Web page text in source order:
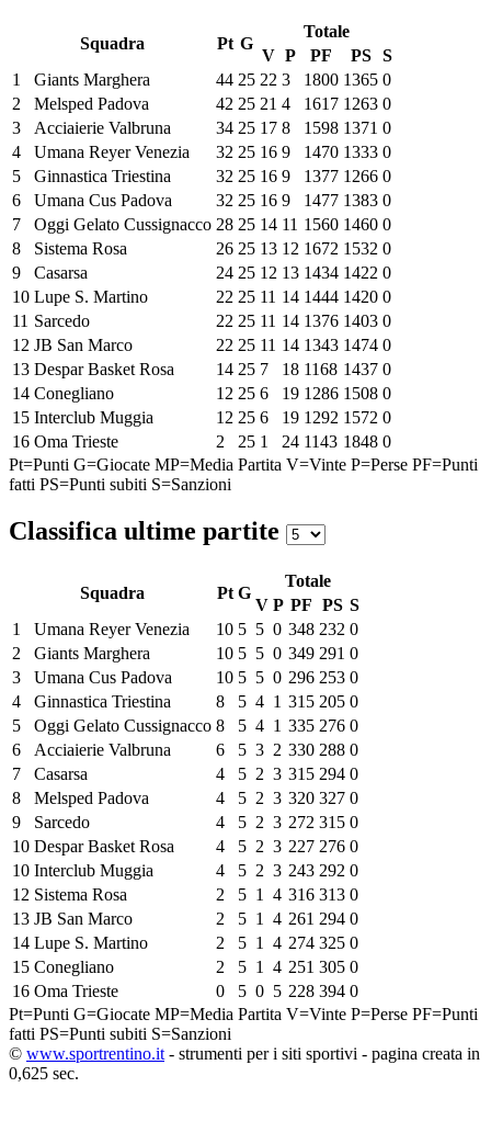
Squadra Pt G
Totale
V P PF PS
S
1
Giants Marghera 44 25 22 3 1800 1365 0
2
Melsped Padova 42 25 21 4 1617 1263 0
3
Acciaierie Valbruna 34 25 17 8 1598 1371 0
4
Umana Reyer Venezia 32 25 16 9 1470 1333 0
5
Ginnastica Triestina 32 25 16 9 1377 1266 0
6
Umana Cus Padova 32 25 16 9 1477 1383 0
7
Oggi Gelato Cussignacco 28 25 14 11 1560 1460 0
8
Sistema Rosa 26 25 13 12 1672 1532 0
9
Casarsa 24 25 12 13 1434 1422 0
10 Lupe S. Martino 22 25 11 14 1444 1420 0
11 Sarcedo 22 25 11 14 1376 1403 0
12 JB San Marco 22 25 11 14 1343 1474 0
13 Despar Basket Rosa 14 25 7 18 1168 1437 0
14 Conegliano 12 25 6 19 1286 1508 0
15 Interclub Muggia 12 25 6 19 1292 1572 0
16 Oma Trieste 2 25 1 24 1143 1848 0
Pt=Punti G=Giocate MP=Media Partita V=Vinte P=Perse PF=Punti
fatti PS=Punti subiti S=Sanzioni
Classifica ultime partite
Squadra Pt G
Totale
V P PF PS S
1
Umana Reyer Venezia 10 5 5 0 348 232 0
2
Giants Marghera 10 5 5 0 349 291 0
3
Umana Cus Padova 10 5 5 0 296 253 0
4
Ginnastica Triestina 8 5 4 1 315 205 0
5
Oggi Gelato Cussignacco 8 5 4 1 335 276 0
6
Acciaierie Valbruna 6 5 3 2 330 288 0
7
Casarsa 4 5 2 3 315 294 0
8
Melsped Padova 4 5 2 3 320 327 0
9
Sarcedo 4 5 2 3 272 315 0
10 Despar Basket Rosa 4 5 2 3 227 276 0
10 Interclub Muggia 4 5 2 3 243 292 0
12 Sistema Rosa 2 5 1 4 316 313 0
13 JB San Marco 2 5 1 4 261 294 0
14 Lupe S. Martino 2 5 1 4 274 325 0
15 Conegliano 2 5 1 4 251 305 0
16 Oma Trieste 0 5 0 5 228 394 0
Pt=Punti G=Giocate MP=Media Partita V=Vinte P=Perse PF=Punti
fatti PS=Punti subiti S=Sanzioni
© www.sportrentino.it - strumenti per i siti sportivi - pagina creata in
0,625 sec.